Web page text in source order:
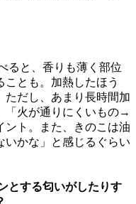
ると、香りも薄く部位
とも。加熱したほう
ただし、あまり長時間加
「火が通りにくいもの→
ント。また、きのこは油
いかな」と感じるぐらい
とする匂いがしたりす